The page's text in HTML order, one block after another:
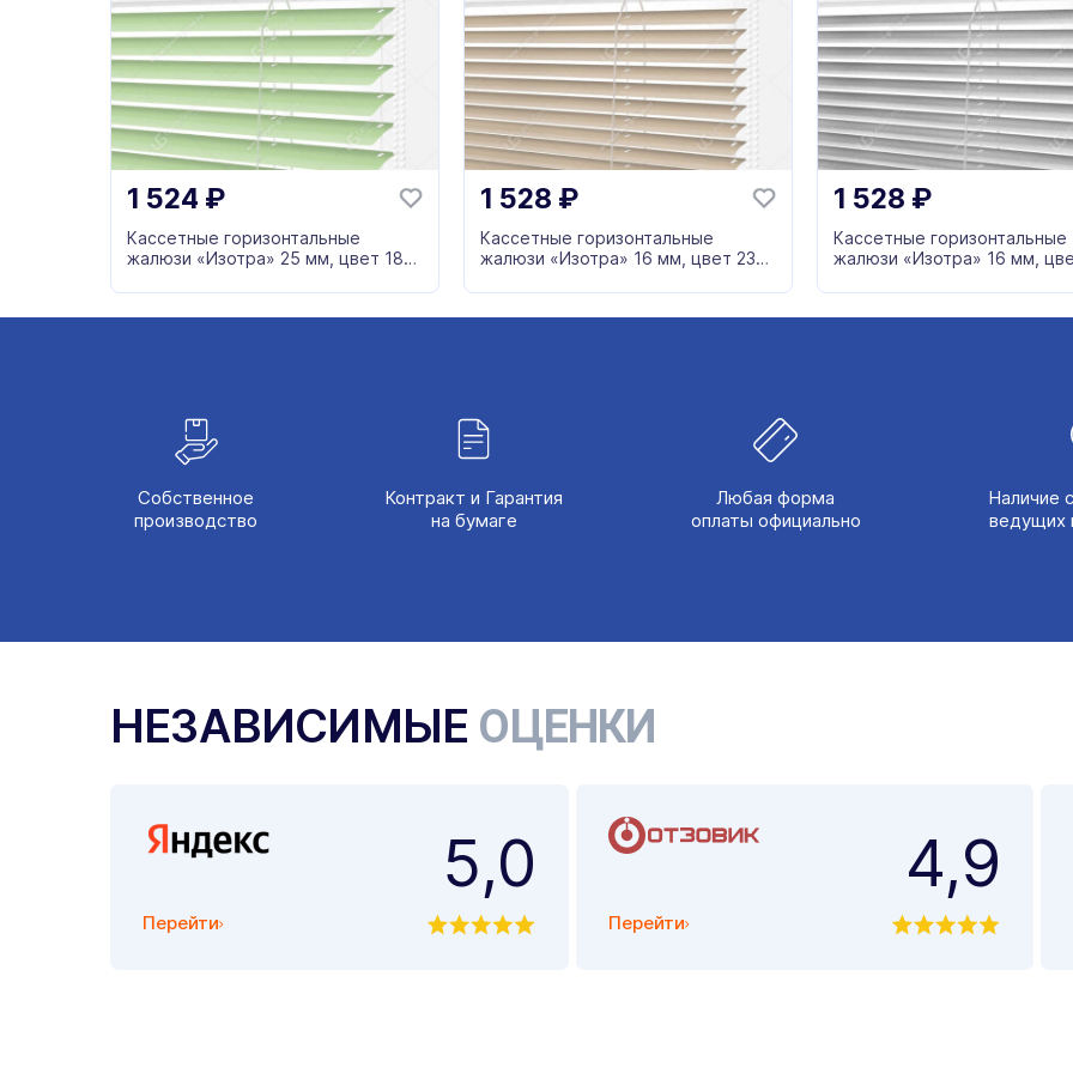
1 524 ₽
Кассетные горизонтальные
жалюзи «Изотра» 25 мм, цвет 187
1 528 ₽
Кассетные горизонтальные
жалюзи «Изотра» 16 мм, цвет 23
1 528 ₽
Кассетные горизонтальные
жалюзи «Изотра» 16 мм,
Собственное
производство
Контракт и Гарантия
на бумаге
Любая форма
оплаты официально
Наличие
ведущих
НЕЗАВИСИМЫЕ ОЦЕНКИ
Перейти
5,0
Перейти
4,9